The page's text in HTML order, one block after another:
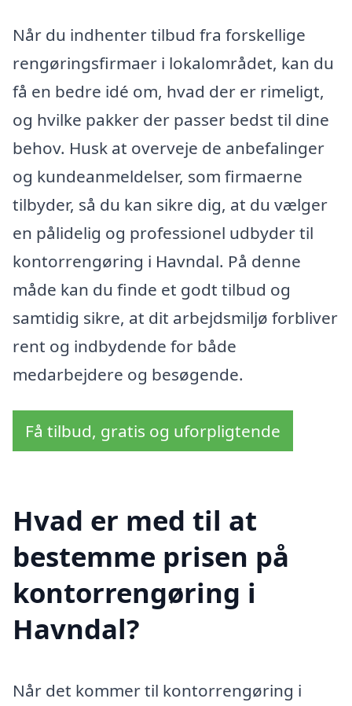
Når du indhenter tilbud fra forskellige
rengøringsfirmaer i lokalområdet, kan du
få en bedre idé om, hvad der er rimeligt,
og hvilke pakker der passer bedst til dine
behov. Husk at overveje de anbefalinger
og kundeanmeldelser, som firmaerne
tilbyder, så du kan sikre dig, at du vælger
en pålidelig og professionel udbyder til
kontorrengøring i Havndal. På denne
måde kan du finde et godt tilbud og
samtidig sikre, at dit arbejdsmiljø forbliver
rent og indbydende for både
medarbejdere og besøgende.
Få tilbud, gratis og uforpligtende
Hvad er med til at
bestemme prisen på
kontorrengøring i
Havndal?
Når det kommer til kontorrengøring i